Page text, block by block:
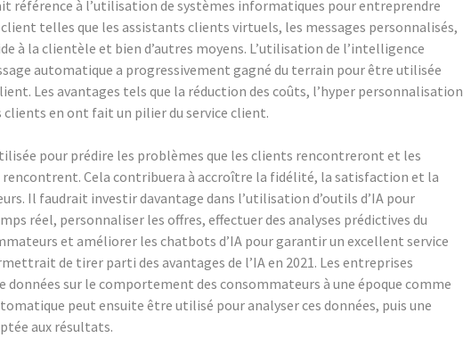
référence à l’utilisation de systèmes informatiques pour entreprendre
telles que les assistants clients virtuels, les messages personnalisés,
à la clientèle et bien d’autres moyens. L’utilisation de l’intelligence
automatique a progressivement gagné du terrain pour être utilisée
Les avantages tels que la réduction des coûts, l’hyper personnalisation
en ont fait un pilier du service client.
pour prédire les problèmes que les clients rencontreront et les
rencontrent. Cela contribuera à accroître la fidélité, la satisfaction et la
Il faudrait investir davantage dans l’utilisation d’outils d’IA pour
réel, personnaliser les offres, effectuer des analyses prédictives du
et améliorer les chatbots d’IA pour garantir un excellent service
de tirer parti des avantages de l’IA en 2021. Les entreprises
données sur le comportement des consommateurs à une époque comme
peut ensuite être utilisé pour analyser ces données, puis une
aux résultats.